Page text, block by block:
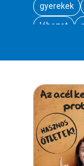
gyerekek
lábazat